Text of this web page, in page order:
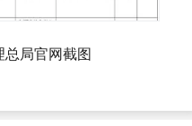
总局官网截图